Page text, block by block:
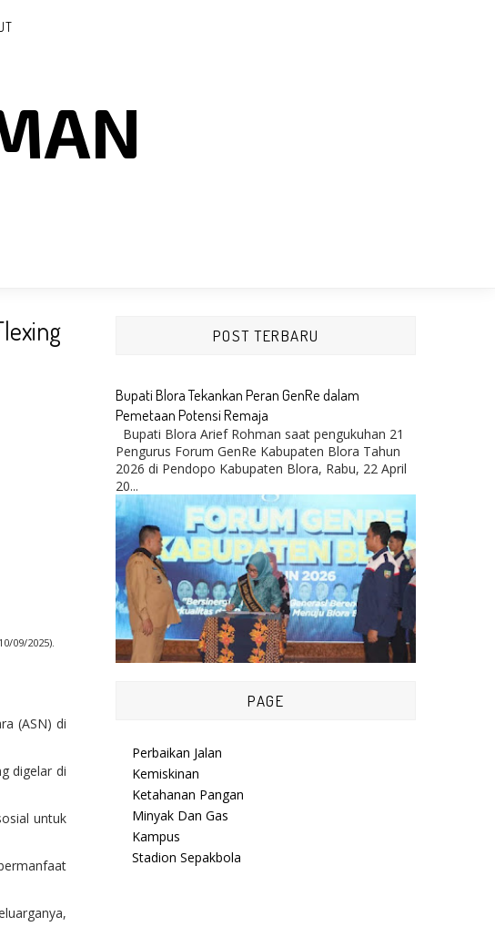
09/2025).
(ASN) di
digelar di
untuk
POST TERBARU
Bupati Blora Tekankan Peran GenRe dalam
Pemetaan Potensi Remaja
Bupati Blora Arief Rohman saat pengukuhan 21
Pengurus Forum GenRe Kabupaten Blora Tahun
2026 di Pendopo Kabupaten Blora, Rabu, 22 April
20...
PAGE
Perbaikan Jalan
Kemiskinan
Ketahanan Pangan
Minyak Dan Gas
Kampus
Stadion Sepakbola